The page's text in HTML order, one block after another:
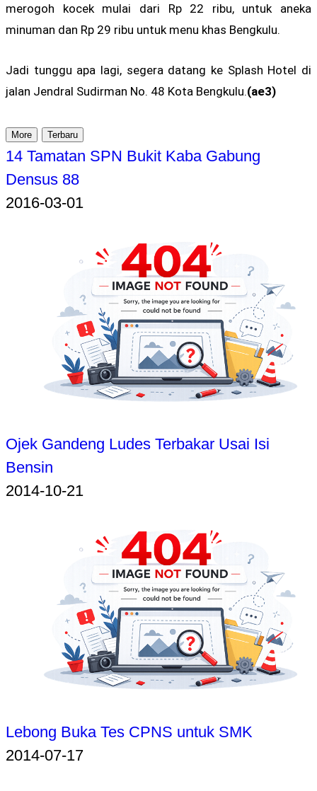
merogoh kocek mulai dari Rp 22 ribu, untuk aneka
minuman dan Rp 29 ribu untuk menu khas Bengkulu.
Jadi tunggu apa lagi, segera datang ke Splash Hotel di
jalan Jendral Sudirman No. 48 Kota Bengkulu.(ae3)
More Terbaru
14 Tamatan SPN Bukit Kaba Gabung
Densus 88
2016-03-01
Ojek Gandeng Ludes Terbakar Usai Isi
Bensin
2014-10-21
Lebong Buka Tes CPNS untuk SMK
2014-07-17